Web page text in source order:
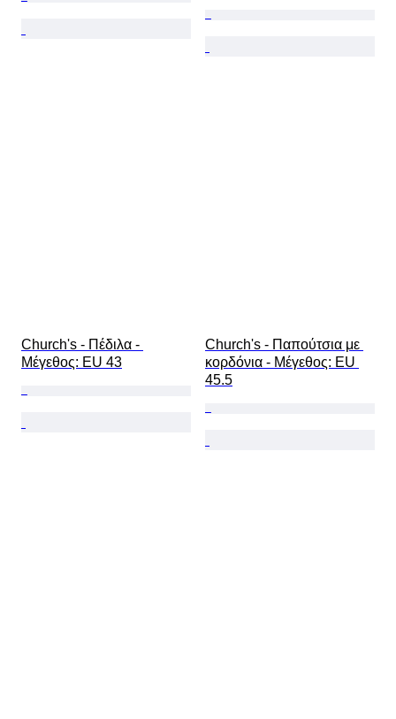
Church's - Πέδιλα -
Mέγεθος: EU 43
Church's - Παπούτσια με
κορδόνια - Mέγεθος: EU
45.5